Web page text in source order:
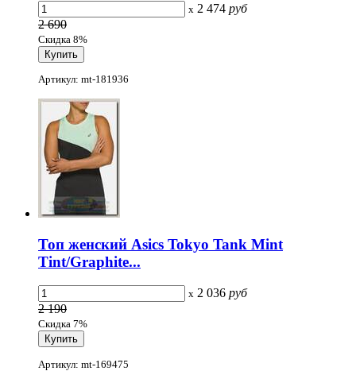
x 2 474 руб
2 690
Скидка 8%
Артикул: mt-181936
Топ женский Asics Tokyo Tank Mint
Tint/Graphite...
x 2 036 руб
2 190
Скидка 7%
Артикул: mt-169475